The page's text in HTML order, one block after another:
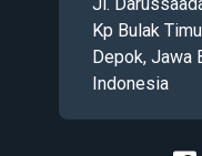
Kp Bulak
Depok, Jawa
Indonesia